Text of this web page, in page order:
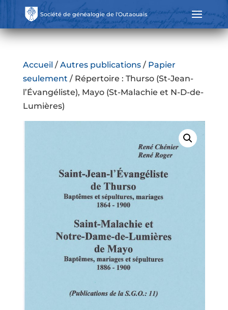
Société de généalogie de l'Outaouais
Accueil / Autres publications/ Papier
seulement / Répertoire : Thurso (St-Jean-
l’Évangéliste), Mayo (St-Malachie et N-D-de-
Lumières)